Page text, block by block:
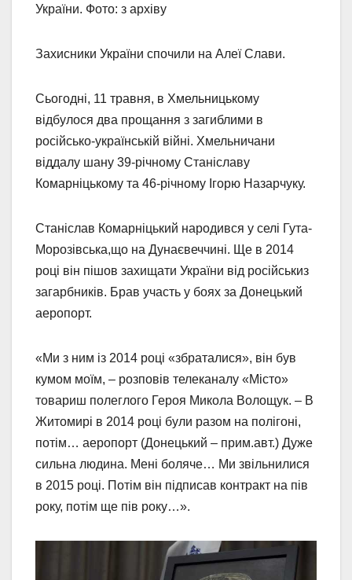
України. Фото: з архіву
Захисники України спочили на Алеї Слави.
Сьогодні, 11 травня, в Хмельницькому
відбулося два прощання з загиблими в
російсько-українській війні. Хмельничани
віддалу шану 39-річному Станіславу
Комарніцькому та 46-річному Ігорю Назарчуку.
Станіслав Комарніцький народився у селі Гута-
Морозівська,що на Дунаєвеччині. Ще в 2014
році він пішов захищати України від російськиз
загарбників. Брав участь у боях за Донецький
аеропорт.
«Ми з ним із 2014 році «збраталися», він був
кумом моїм, – розповів телеканалу «Місто»
товариш полеглого Героя Микола Волощук. – В
Житомирі в 2014 році були разом на полігоні,
потім… аеропорт (Донецький – прим.авт.) Дуже
сильна людина. Мені боляче… Ми звільнилися
в 2015 році. Потім він підписав контракт на пів
року, потім ще пів року…».